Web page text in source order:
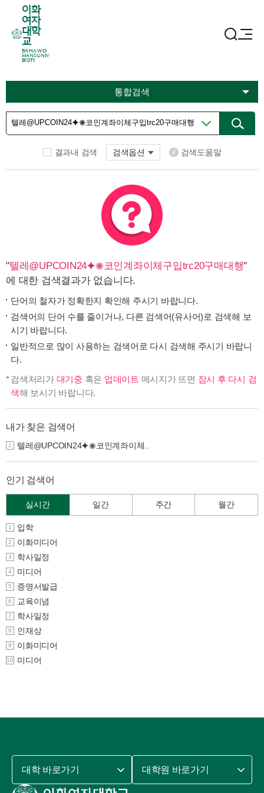
이화
여자
대학
교
EWHA WO
MANS UNIV
ERSITY
통합검색
결과내 검색 검색옵션 검색도움말
"텔레@UPCOIN24⯌✺코인계좌이체구입trc20구매대행"
에 대한 검색결과가 없습니다.
단어의 철자가 정확한지 확인해 주시기 바랍니다.
검색어의 단어 수를 줄이거나, 다른 검색어(유사어)로 검색해 보
시기 바랍니다.
일반적으로 많이 사용하는 검색어로 다시 검색해 주시기 바랍니
다.
검색처리가 대기중 혹은 업데이트 메시지가 뜨면 잠시 후 다시 검
색해 보시기 바랍니다.
내가 찾은 검색어
1 텔레@UPCOIN24⯌✺코인계좌이체..
인기 검색어
실시간 일간 주간 월간
1 입학
2 이화미디어
3 학사일정
4 미디어
5 증명서발급
6 교육이념
7 학사일정
8 인재상
9 이화미디어
10 미디어
대학 바로가기 대학원 바로가기